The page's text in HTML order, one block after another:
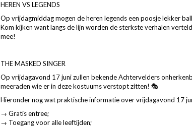
HEREN VS LEGENDS
Op vrijdagmiddag mogen de heren legends een poosje lekker
Kom kijken want langs de lijn worden de sterkste verhalen
mee!
THE MASKED SINGER
Op vrijdagavond 17 juni zullen bekende Achtervelders
meeraden wie er in deze kostuums verstopt zitten! 🎭
Hieronder nog wat praktische informatie over vrijdagavond 17
→ Gratis entree;
→ Toegang voor alle leeftijden;